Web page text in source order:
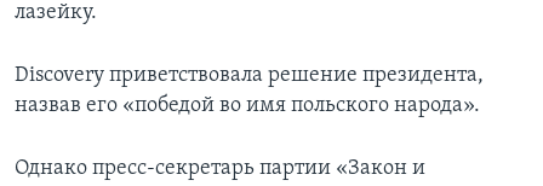
лазейку.
Discovery приветствовала решение президента,
назвав его «победой во имя польского народа».
Однако пресс-секретарь партии «Закон и